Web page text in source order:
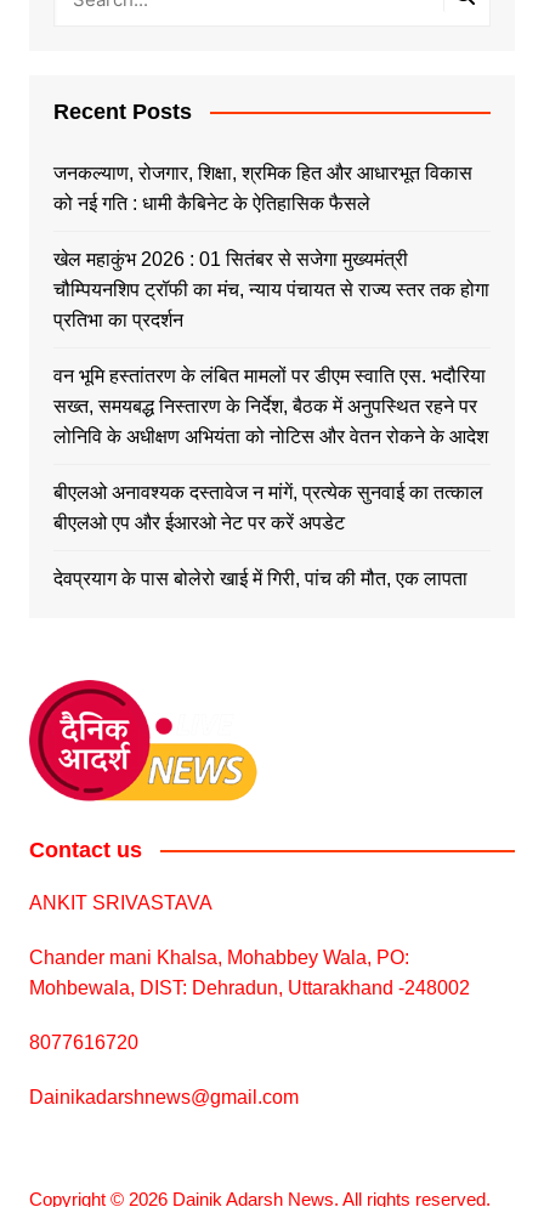
Recent Posts
जनकल्याण, रोजगार, शिक्षा, श्रमिक हित और आधारभूत विकास
को नई गति : धामी कैबिनेट के ऐतिहासिक फैसले
खेल महाकुंभ 2026 : 01 सितंबर से सजेगा मुख्यमंत्री
चौम्पियनशिप ट्रॉफी का मंच, न्याय पंचायत से राज्य स्तर तक होगा
प्रतिभा का प्रदर्शन
वन भूमि हस्तांतरण के लंबित मामलों पर डीएम स्वाति एस. भदौरिया
सख्त, समयबद्ध निस्तारण के निर्देश, बैठक में अनुपस्थित रहने पर
लोनिवि के अधीक्षण अभियंता को नोटिस और वेतन रोकने के आदेश
बीएलओ अनावश्यक दस्तावेज न मांगें, प्रत्येक सुनवाई का तत्काल
बीएलओ एप और ईआरओ नेट पर करें अपडेट
देवप्रयाग के पास बोलेरो खाई में गिरी, पांच की मौत, एक लापता
Contact us
ANKIT SRIVASTAVA
Chander mani Khalsa, Mohabbey Wala, PO:
Mohbewala, DIST: Dehradun, Uttarakhand -248002
8077616720
Dainikadarshnews@gmail.com
Copyright © 2026 Dainik Adarsh News. All rights reserved.